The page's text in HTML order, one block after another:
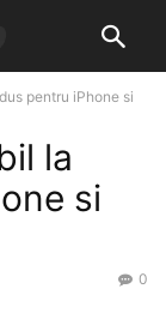
pentru iPhone si
la
si
0